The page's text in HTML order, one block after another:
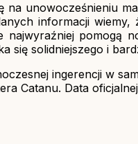
unowocześnieniu
informacji
pomogą
się solidniejszego i
ingerencji w
Catanu. Data